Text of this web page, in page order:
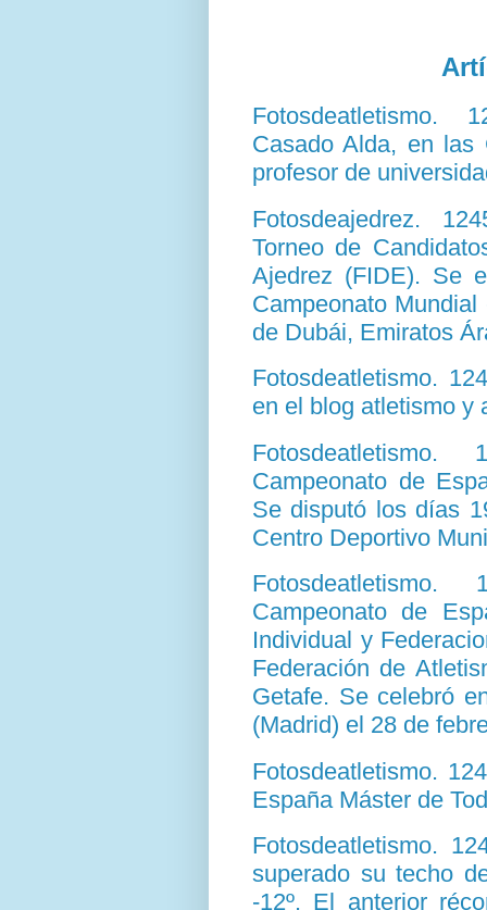
Fotosdeatletismo.
Casado Alda, en las
profesor de
Fotosdeajedrez.
Torneo de
Ajedrez (FIDE). Se
Campeonato
de Dubái, Emiratos
Fotosdeatletismo.
en el blog atletismo y
Fotosdeatletismo.
Campeonato de
Se disputó los días
Centro Deportivo
Fotosdeatletismo.
Campeonato de
Individual y
Federación de
Getafe. Se celebró
(Madrid) el 28 de
Fotosdeatletismo.
España Máster de
Fotosdeatletismo.
superado su techo
-12º. El anterior